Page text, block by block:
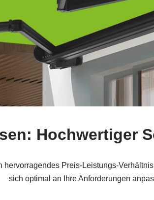
Hochwertiger
hervorragendes
sich optimal an Ihre Anforderungen